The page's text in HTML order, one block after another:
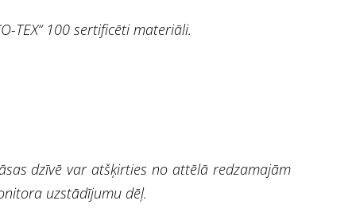
TEX“ 100 sertificēti materiāli.
dzīvē var atšķirties no attēlā redzamajām
uzstādījumu dēļ.